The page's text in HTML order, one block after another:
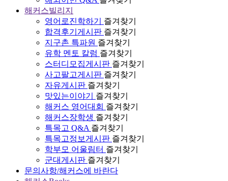
해커스빌리지
영어로진학하기
즐겨찾기
합격후기게시판 즐겨찾기
지구촌 특파원 즐겨찾기
유학 멘토 칼럼 즐겨찾기
스터디모집게시판 즐겨찾기
사고팔고게시판 즐겨찾기
자유게시판 즐겨찾기
맛있는이야기
즐겨찾기
해커스 영어대회 즐겨찾기
해커스장학생 즐겨찾기
특목고 Q&A 즐겨찾기
특목고정보게시판 즐겨찾기
학부모 어울림터 즐겨찾기
군대게시판 즐겨찾기
문의사항/해커스에 바란다